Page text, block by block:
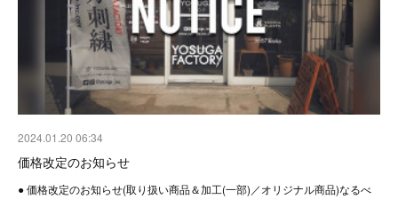
2024.01.20 06:34
価格改定のお知らせ
● 価格改定のお知らせ(取り扱い商品＆加工(一部)／オリジナル商品)なるべ